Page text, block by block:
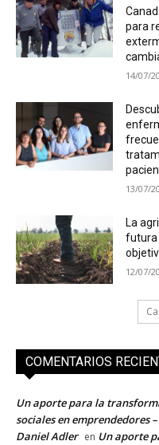
para
14/07/
13/07/
La
futura
12/07/
COMENTARIOS
Un aporte para la
sociales en emprendedores
Daniel Adler en Un aporte